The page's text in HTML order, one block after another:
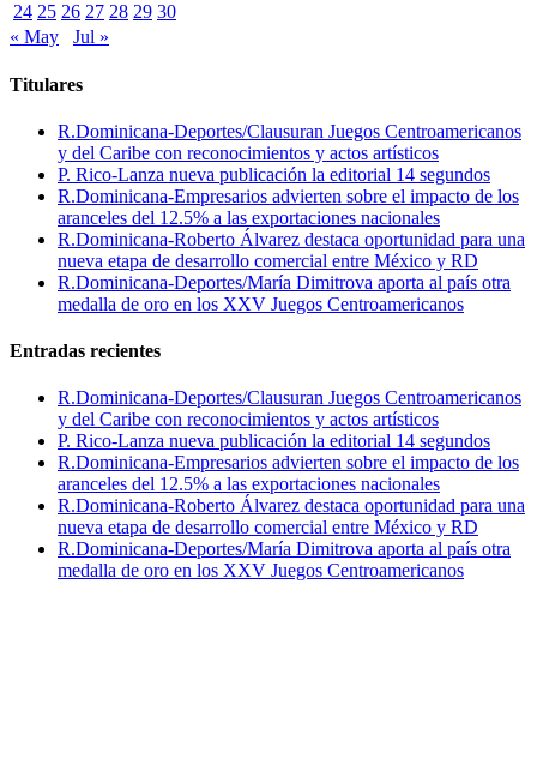
24 25 26 27 28 29 30
« May
Jul »
Titulares
R.Dominicana-Deportes/Clausuran Juegos Centroamericanos
y del Caribe con reconocimientos y actos artísticos
P. Rico-Lanza nueva publicación la editorial 14 segundos
R.Dominicana-Empresarios advierten sobre el impacto de los
aranceles del 12.5% a las exportaciones nacionales
R.Dominicana-Roberto Álvarez destaca oportunidad para una
nueva etapa de desarrollo comercial entre México y RD
R.Dominicana-Deportes/María Dimitrova aporta al país otra
medalla de oro en los XXV Juegos Centroamericanos
Entradas recientes
R.Dominicana-Deportes/Clausuran Juegos Centroamericanos
y del Caribe con reconocimientos y actos artísticos
P. Rico-Lanza nueva publicación la editorial 14 segundos
R.Dominicana-Empresarios advierten sobre el impacto de los
aranceles del 12.5% a las exportaciones nacionales
R.Dominicana-Roberto Álvarez destaca oportunidad para una
nueva etapa de desarrollo comercial entre México y RD
R.Dominicana-Deportes/María Dimitrova aporta al país otra
medalla de oro en los XXV Juegos Centroamericanos